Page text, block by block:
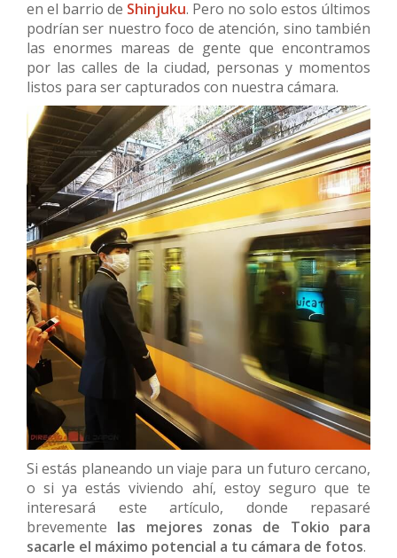
en el barrio de Shinjuku. Pero no solo estos últimos
podrían ser nuestro foco de atención, sino también
las enormes mareas de gente que encontramos
por las calles de la ciudad, personas y momentos
listos para ser capturados con nuestra cámara.
Si estás planeando un viaje para un futuro cercano,
o si ya estás viviendo ahí, estoy seguro que te
interesará este artículo, donde repasaré
brevemente las mejores zonas de Tokio para
sacarle el máximo potencial a tu cámara de fotos.